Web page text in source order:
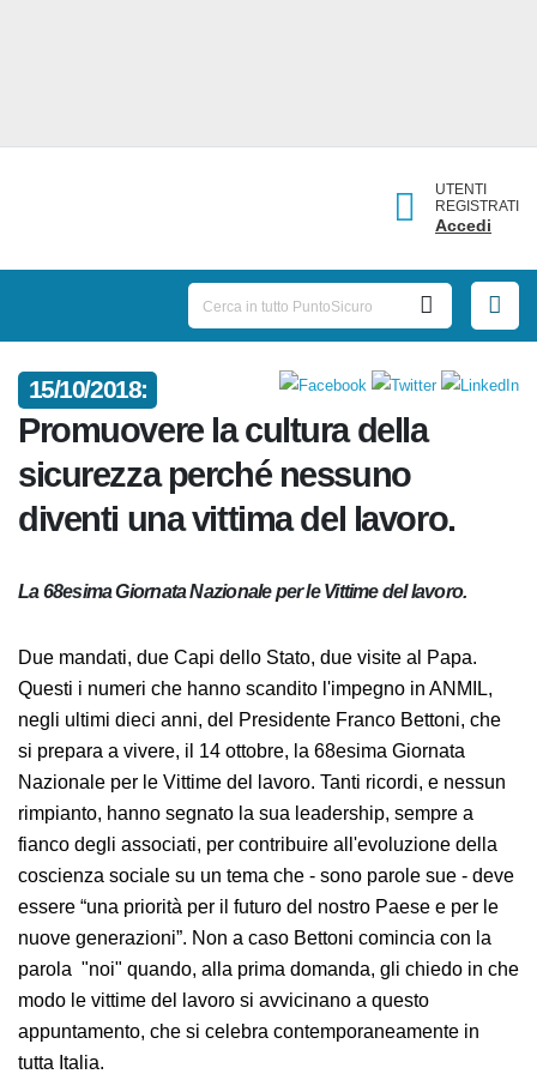
UTENTI
REGISTRATI
Accedi
15/10/2018:
Promuovere la cultura della
sicurezza perché nessuno
diventi una vittima del lavoro.
La 68esima Giornata Nazionale per le Vittime del lavoro.
Due mandati, due Capi dello Stato, due visite al Papa.
Questi i numeri che hanno scandito l'impegno in
ANMIL, negli ultimi dieci anni, del Presidente Franco
Bettoni, che si prepara a vivere, il 14 ottobre, la
68esima Giornata Nazionale per le Vittime del lavoro.
Tanti ricordi, e nessun rimpianto, hanno segnato la sua
leadership, sempre a fianco degli associati, per
contribuire all'evoluzione della coscienza sociale su un
tema che - sono parole sue - deve essere “una priorità
per il futuro del nostro Paese e per le nuove
generazioni”. Non a caso Bettoni comincia con la
parola "noi" quando, alla prima domanda, gli chiedo in
che modo le vittime del lavoro si avvicinano a questo